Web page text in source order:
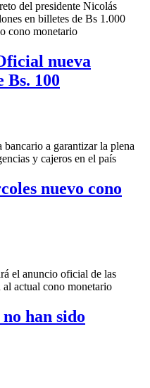
del presidente Nicolás
en billetes de Bs 1.000
cono monetario
nueva
Bs. 100
bancario a garantizar la plena
y cajeros en el país
nuevo cono
el anuncio oficial de las
al actual cono monetario
han sido